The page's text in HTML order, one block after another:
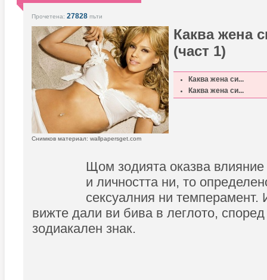
Прочетена: 27828 пъти
Каква жена
(част 1)
Каква жена си...
Каква жена си...
Снимков материал: wallpapersget.com
Щом зодията оказва влияние
и личността ни, то
сексуалния ни темперамент.
вижте дали ви бива в леглото,
зодиакален знак.